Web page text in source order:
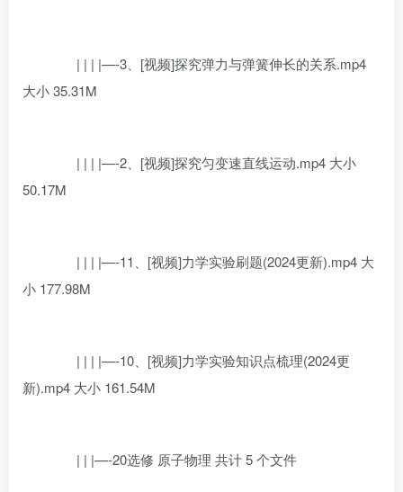
| | | |—-3、[视频]探究弹力与弹簧伸长的关系.mp4
大小 35.31M
| | | |—-2、[视频]探究匀变速直线运动.mp4 大小
50.17M
| | | |—-11、[视频]力学实验刷题(2024更新).mp4 大
小 177.98M
| | | |—-10、[视频]力学实验知识点梳理(2024更
新).mp4 大小 161.54M
| | |—-20选修 原子物理 共计 5 个文件